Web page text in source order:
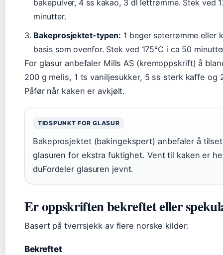
bakepulver, 4 ss kakao, 3 dl lettrømme. Stek ved
minutter.
Bakeprosjektet-typen: 1 beger seterrømme eller
basis som ovenfor. Stek ved 175°C i ca 50
For glasur anbefaler Mills AS (kremoppskrift) å
200 g melis, 1 ts vaniljesukker, 5 ss sterk kaffe og
Påfør når kaken er avkjølt.
TIDSPUNKT FOR GLASUR
Bakeprosjektet (bakingekspert) anbefaler å
glasuren for ekstra fuktighet. Vent til kaken er
duFordeler glasuren jevnt.
Er oppskriften bekreftet eller
Basert på tverrsjekk av flere norske kilder:
Bekreftet